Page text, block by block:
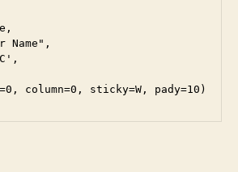
Name",
column=0, sticky=W, pady=10)